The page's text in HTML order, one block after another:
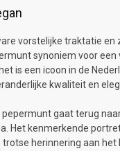
vorstelijke traktatie en
synoniem voor een
is een icoon in de
kwaliteit en
gaat terug
Het kenmerkende
herinnering aan het